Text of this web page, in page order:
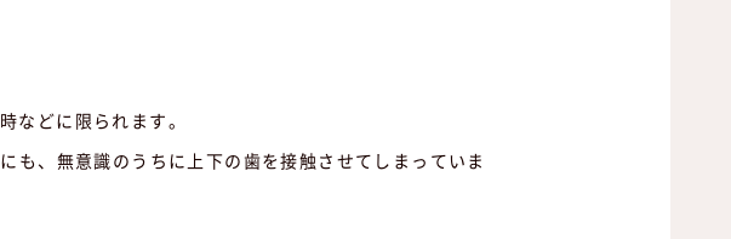
などに限られます。
も、無意識のうちに上下の歯を接触させてしまっていま